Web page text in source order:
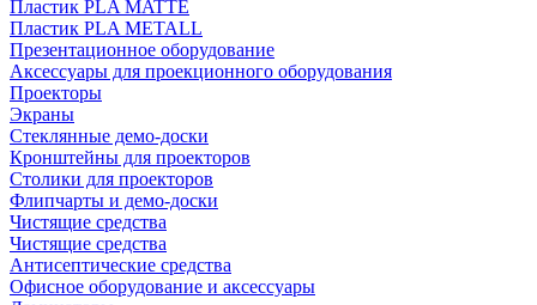
Пластик PLA MATTE
Пластик PLA METALL
Презентационное оборудование
Аксессуары для проекционного оборудования
Проекторы
Экраны
Стеклянные демо-доски
Кронштейны для проекторов
Столики для проекторов
Флипчарты и демо-доски
Чистящие средства
Чистящие средства
Антисептические средства
Офисное оборудование и аксессуары